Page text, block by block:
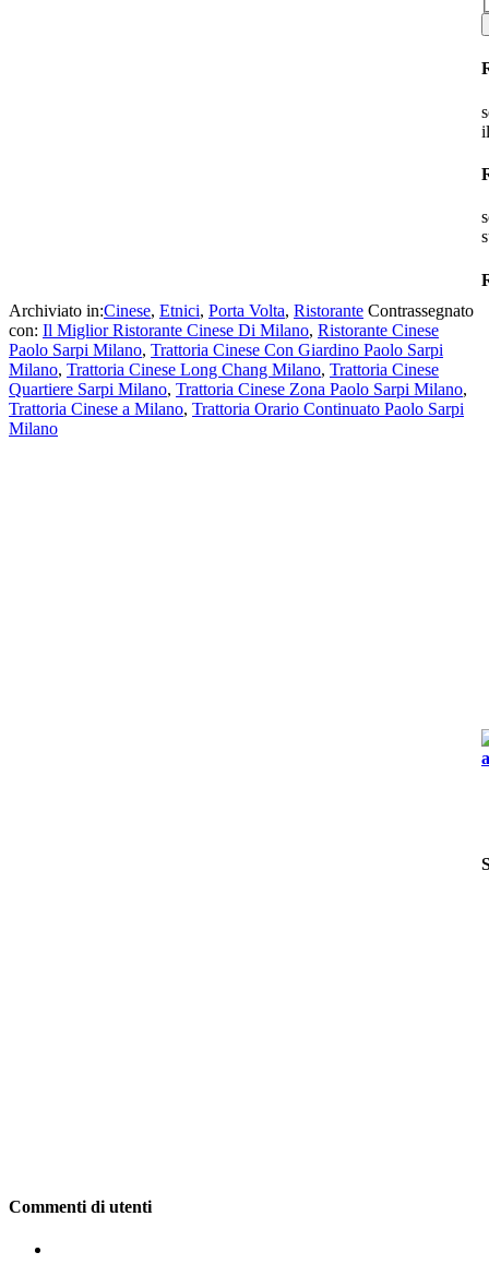
Archiviato in:Cinese, Etnici, Porta Volta, Ristorante Contrassegnato
con: Il Miglior Ristorante Cinese Di Milano, Ristorante Cinese
Paolo Sarpi Milano, Trattoria Cinese Con Giardino Paolo Sarpi
Milano, Trattoria Cinese Long Chang Milano, Trattoria Cinese
Quartiere Sarpi Milano, Trattoria Cinese Zona Paolo Sarpi Milano,
Trattoria Cinese a Milano, Trattoria Orario Continuato Paolo Sarpi
Milano
Commenti di utenti